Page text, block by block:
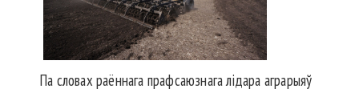
Па словах раённага прафсаюзнага лідара аграрыяў